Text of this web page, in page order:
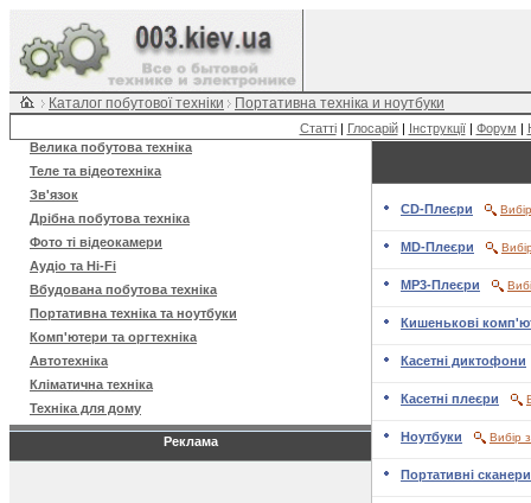
Каталог побутової техніки Портативна техніка и ноутбуки
Статті| Глосарій| Інструкції| Форум |
Велика побутова техніка
Теле та відеотехніка
Зв'язок
Дрібна побутова техніка
Фото ті відеокамери
Аудіо та Hi-Fi
Вбудована побутова техніка
Портативна техніка та ноутбуки
Комп'ютери та оргтехніка
Автотехніка
Кліматична техніка
Техніка для дому
Реклама
CD-Плеєри
MD-Плеєри
MP3-Плеєри
Кишенькові
Касетні диктофони
Касетні плеєри
Ноутбуки Вибір
Портативні сканери